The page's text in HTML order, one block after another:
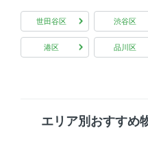
世田谷区 渋谷区
港区 品川区
エリア別おすすめ